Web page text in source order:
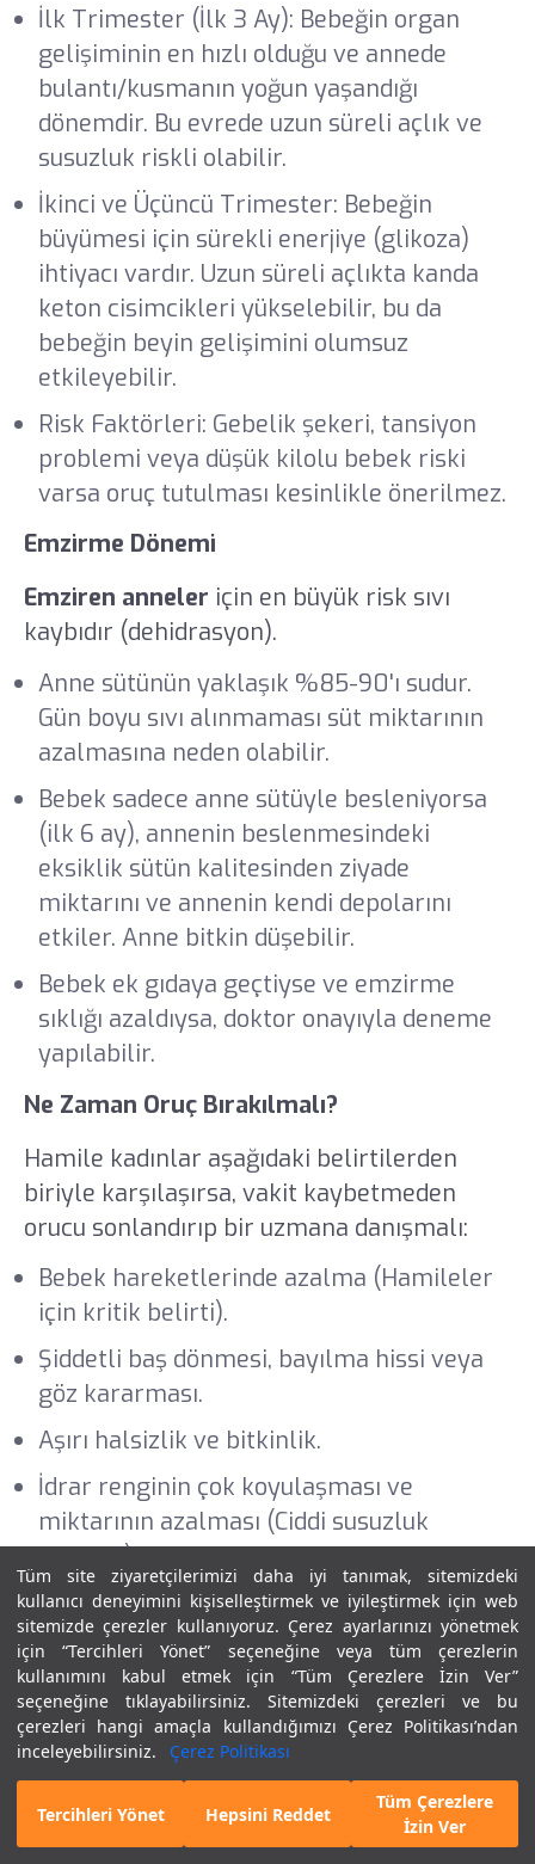
Tüm site ziyaretçilerimizi daha iyi tanımak, sitemizdeki
kullanıcı deneyimini kişiselleştirmek ve iyileştirmek için web
sitemizde çerezler kullanıyoruz. Çerez ayarlarınızı yönetmek
için “Tercihleri Yönet” seçeneğine veya tüm çerezlerin
kullanımını kabul etmek için “Tüm Çerezlere İzin Ver”
seçeneğine tıklayabilirsiniz. Sitemizdeki çerezleri ve bu
çerezleri hangi amaçla kullandığımızı Çerez Politikası’ndan
inceleyebilirsiniz.
Çerez Politikası
Tercihleri Yönet Hepsini Reddet
Tüm Çerezlere
İzin Ver
E-Randevu Hekim Bul
İlk Trimester (İlk 3 Ay): Bebeğin organ
gelişiminin en hızlı olduğu ve annede
bulantı/kusmanın yoğun yaşandığı
dönemdir. Bu evrede uzun süreli açlık ve
susuzluk riskli olabilir.
İkinci ve Üçüncü Trimester: Bebeğin
büyümesi için sürekli enerjiye (glikoza)
ihtiyacı vardır. Uzun süreli açlıkta kanda
keton cisimcikleri yükselebilir, bu da
bebeğin beyin gelişimini olumsuz
etkileyebilir.
Risk Faktörleri: Gebelik şekeri, tansiyon
problemi veya düşük kilolu bebek riski
varsa oruç tutulması kesinlikle önerilmez.
Emzirme Dönemi
Emziren anneler için en büyük risk sıvı
kaybıdır (dehidrasyon).
Anne sütünün yaklaşık %85-90'ı sudur.
Gün boyu sıvı alınmaması süt miktarının
azalmasına neden olabilir.
Bebek sadece anne sütüyle besleniyorsa
(ilk 6 ay), annenin beslenmesindeki
eksiklik sütün kalitesinden ziyade
miktarını ve annenin kendi depolarını
etkiler. Anne bitkin düşebilir.
Bebek ek gıdaya geçtiyse ve emzirme
sıklığı azaldıysa, doktor onayıyla deneme
yapılabilir.
Ne Zaman Oruç Bırakılmalı?
Hamile kadınlar aşağıdaki belirtilerden
biriyle karşılaşırsa, vakit kaybetmeden
orucu sonlandırıp bir uzmana danışmalı:
Bebek hareketlerinde azalma (Hamileler
için kritik belirti).
Şiddetli baş dönmesi, bayılma hissi veya
göz kararması.
Aşırı halsizlik ve bitkinlik.
İdrar renginin çok koyulaşması ve
miktarının azalması (Ciddi susuzluk
belirtisi).
Emziren annelerde sütün belirgin şekilde
kesilmesi veya bebeğin huzursuzlanması.
Dikkat Edilmesi Gereken Tablo
Durum
Risk
Yüksek
Mutlaka doktora
danışılmalı, genellikle